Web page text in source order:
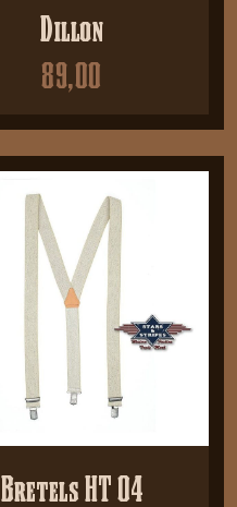
Dillon
89,00
Bretels HT 04